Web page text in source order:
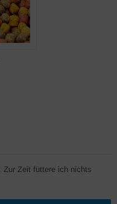
Zur Zeit füttere ich nichts